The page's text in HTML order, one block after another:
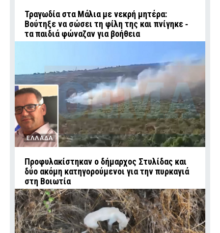
Τραγωδία στα Μάλια με νεκρή μητέρα:
Βούτηξε να σώσει τη φίλη της και πνίγηκε ‑
τα παιδιά φώναζαν για βοήθεια
ΕΛΛΑΔΑ
Προφυλακίστηκαν ο δήμαρχος Στυλίδας και
δύο ακόμη κατηγορούμενοι για την πυρκαγιά
στη Βοιωτία